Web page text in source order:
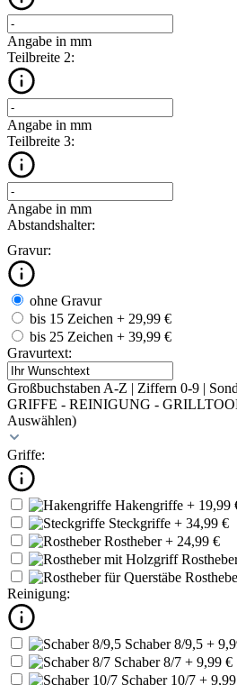
Angabe in mm
Teilbreite 2:
Angabe in mm
Teilbreite 3:
Angabe in mm
Abstandshalter:
Gravur:
ohne Gravur
bis 15 Zeichen + 29,99 €
bis 25 Zeichen + 39,99 €
Gravurtext:
Großbuchstaben A-Z | Ziffern 0-9 |
GRIFFE - REINIGUNG -
Auswählen)
Griffe:
Hakengriffe + 19,99
Steckgriffe + 34,99 €
Rostheber+ 24,99 €
Reinigung:
Schaber 8/9,5 +
Schaber 8/7 + 9,99 €
Schaber 10/7 +